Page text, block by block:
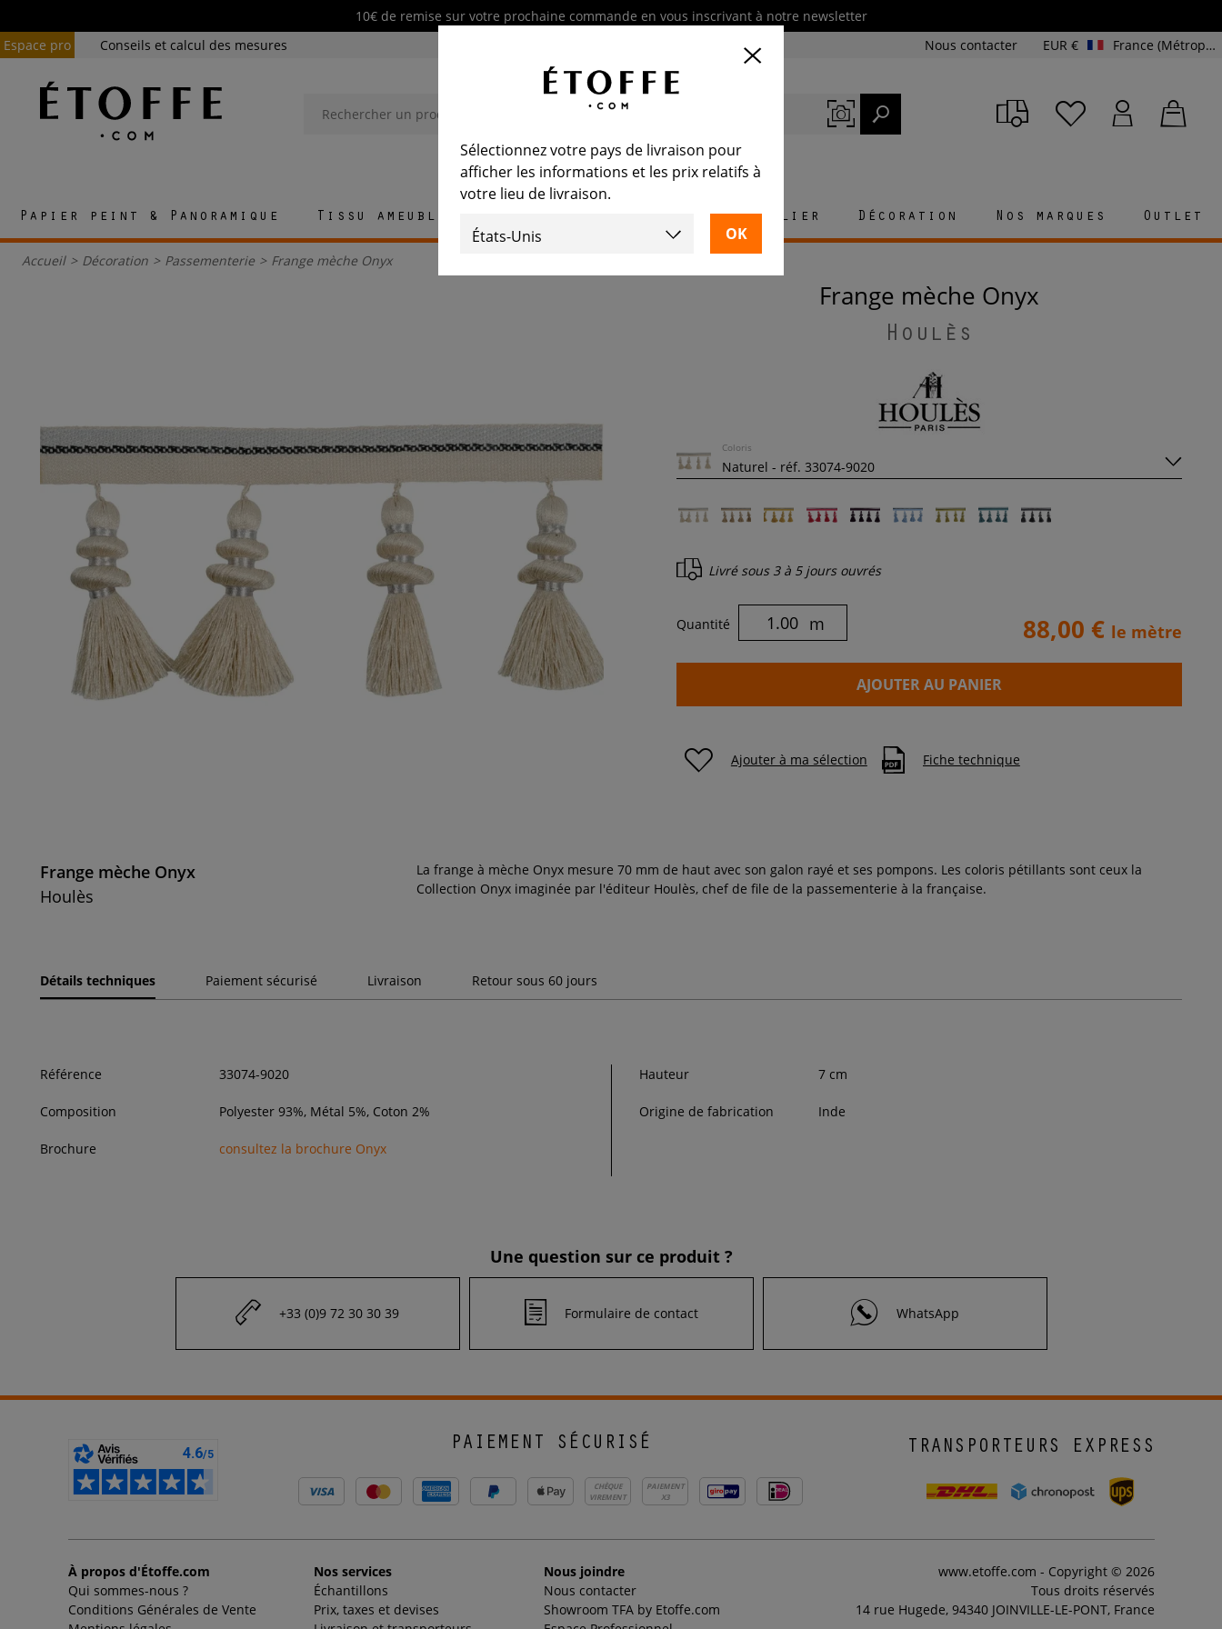
10€ de remise sur votre prochaine commande en vous inscrivant à notre newsletter
Espace pro
Conseils et calcul des mesures Nous contacter EUR € France (Métropolitaine et Corse)
Papier peint & Panoramique Tissu ameublement Mobilier Décoration Nos marques Outlet
Accueil > Décoration > Passementerie > Frange mèche Onyx
Frange mèche Onyx
Houlès
Coloris
Livré sous 3 à 5 jours ouvrés
Quantité m 88,00 € le mètre
AJOUTER AU PANIER
Ajouter à ma sélection Fiche technique
Frange mèche Onyx
Houlès
La frange à mèche Onyx mesure 70 mm de haut avec son galon rayé et ses pompons. Les coloris pétillants sont ceux la
Collection Onyx imaginée par l'éditeur Houlès, chef de file de la passementerie à la française.
Détails techniques Paiement sécurisé Livraison Retour sous 60 jours
Référence 33074-9020
Composition Polyester 93%, Métal 5%, Coton 2%
Brochure consultez la brochure Onyx
Hauteur 7 cm
Origine de fabrication Inde
Une question sur ce produit ?
+33 (0)9 72 30 30 39 Formulaire de contact WhatsApp
PAIEMENT SÉCURISÉ
CHÈQUE
VIREMENT
PAIEMENT
X3
TRANSPORTEURS EXPRESS
À propos d'Étoffe.com
Qui sommes-nous ?
Conditions Générales de Vente
Nos services
Échantillons
Prix, taxes et devises
Nous joindre
Nous contacter
Showroom TFA by Etoffe.com
www.etoffe.com - Copyright © 2026
Tous droits réservés
14 rue Hugede, 94340 JOINVILLE-LE-PONT, France
Sélectionnez votre pays de livraison pour
afficher les informations et les prix relatifs à
votre lieu de livraison.